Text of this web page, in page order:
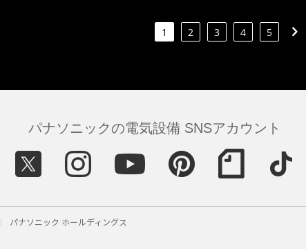
1 2 3 4 5
パナソニックの電気設備 SNSアカウント
パナソニック ホールディングス